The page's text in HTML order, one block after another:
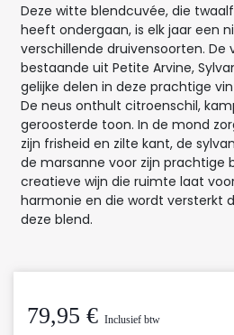
Deze witte blendcuvée, die
heeft ondergaan, is elk jaar een
verschillende druivensoorten. De
bestaande uit Petite Arvine,
gelijke delen in deze prachtige
De neus onthult citroenschil,
geroosterde toon. In de mond
zijn frisheid en zilte kant, de
de marsanne voor zijn prachtige
creatieve wijn die ruimte laat
harmonie en die wordt versterkt
deze blend.
79,95 € Inclusief btw